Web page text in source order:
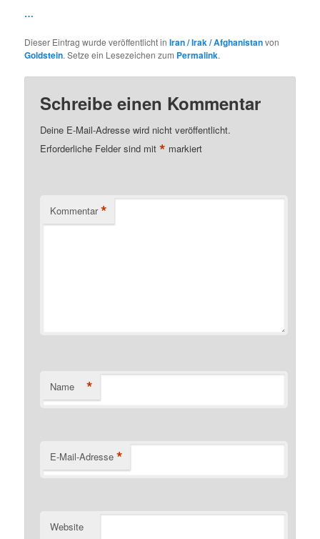
…
Dieser Eintrag wurde veröffentlicht inIran / Irak / Afghanistanvon
Goldstein. Setze ein Lesezeichen zum Permalink.
Schreibe einen Kommentar
Deine E-Mail-Adresse wird nicht veröffentlicht.
Erforderliche Felder sind mit* markiert
Kommentar *
Name *
E-Mail-Adresse *
Website